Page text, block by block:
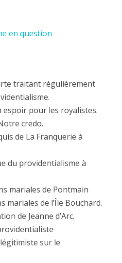
en question
traitant régulièrement
espoir pour les royalistes.
credo.
de La Franquerie à
du providentialisme à
mariales de Pontmain
mariales de l’Île Bouchard.
de Jeanne d’Arc.
sur le